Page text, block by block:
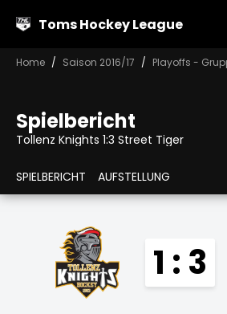
Toms Hockey League
Home Saison 2016/17 Playoffs -
Spielbericht
Tollenz Knights 1:3 Street Tiger
SPIELBERICHT AUFSTELLUNG
1 : 3